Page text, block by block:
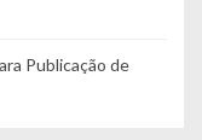
Publicação de